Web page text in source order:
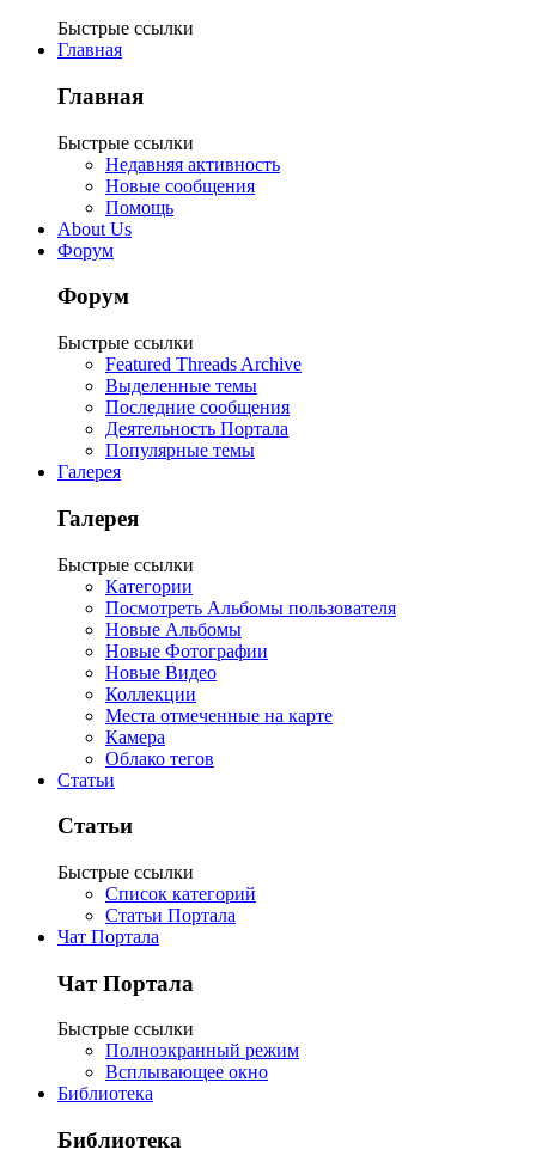
Быстрые ссылки
Главная
Главная
Быстрые ссылки
Недавняя активность
Новые сообщения
Помощь
About Us
Форум
Форум
Быстрые ссылки
Featured Threads Archive
Выделенные темы
Последние сообщения
Деятельность Портала
Популярные темы
Галерея
Галерея
Быстрые ссылки
Категории
Посмотреть Альбомы пользователя
Новые Альбомы
Новые Фотографии
Новые Видео
Коллекции
Места отмеченные на карте
Камера
Облако тегов
Статьи
Статьи
Быстрые ссылки
Список категорий
Статьи Портала
Чат Портала
Чат Портала
Быстрые ссылки
Полноэкранный режим
Всплывающее окно
Библиотека
Библиотека